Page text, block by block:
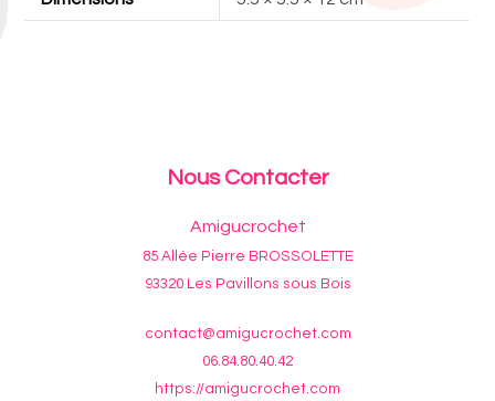
Nous Contacter
Amigucrochet
85 Allée Pierre BROSSOLETTE
93320 Les Pavillons sous Bois
contact@amigucrochet.com
06.84.80.40.42
https://amigucrochet.com